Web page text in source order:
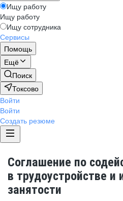
Ищу работу
Ищу работу
Ищу сотрудника
Сервисы
Помощь
Ещё
Поиск
Токсово
Войти
Войти
Создать резюме
Соглашение по
в трудоустройстве и
занятости